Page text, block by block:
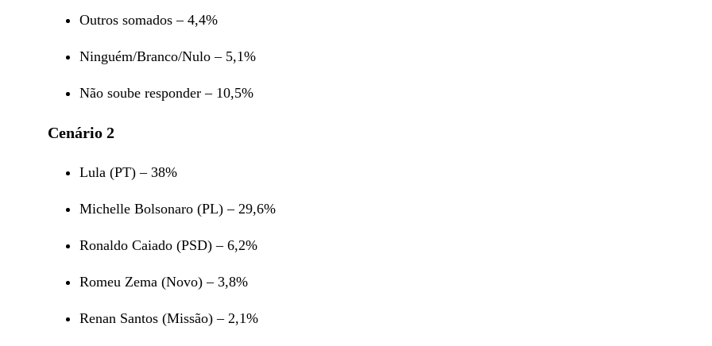
Outros somados – 4,4%
Ninguém/Branco/Nulo – 5,1%
Não soube responder – 10,5%
Cenário 2
Lula (PT) – 38%
Michelle Bolsonaro (PL) – 29,6%
Ronaldo Caiado (PSD) – 6,2%
Romeu Zema (Novo) – 3,8%
Renan Santos (Missão) – 2,1%